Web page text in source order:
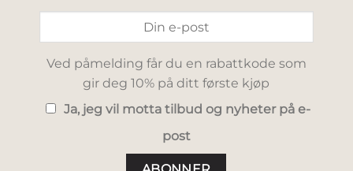
Ved påmelding får du en rabattkode som
gir deg 10% på ditt første kjøp
Ja, jeg vil motta tilbud og nyheter på e-
post